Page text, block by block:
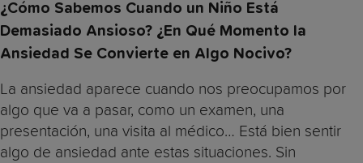
¿Cómo Sabemos Cuando un Niño Está
Demasiado Ansioso? ¿En Qué Momento la
Ansiedad Se Convierte en Algo Nocivo?
La ansiedad aparece cuando nos preocupamos por
algo que va a pasar, como un examen, una
presentación, una visita al médico… Está bien sentir
algo de ansiedad ante estas situaciones. Sin